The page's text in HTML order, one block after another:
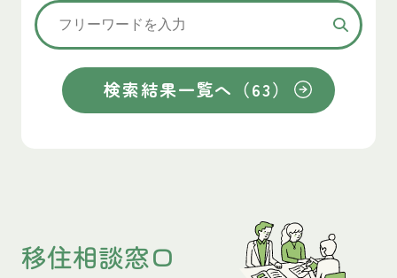
移住相談窓口